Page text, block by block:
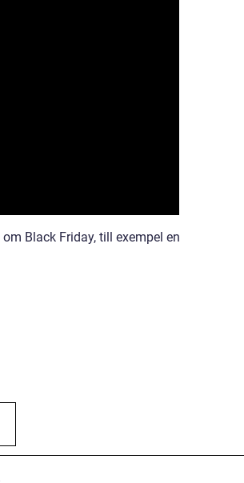
Black Friday, till exempel en